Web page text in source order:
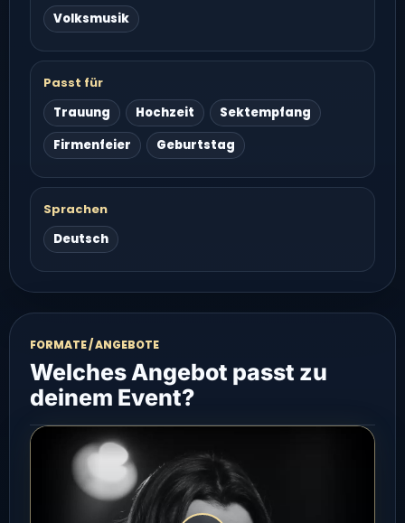
Volksmusik
Passt für
Trauung
Hochzeit
Sektempfang
Firmenfeier
Geburtstag
Sprachen
Deutsch
FORMATE / ANGEBOTE
Welches Angebot passt zu
deinem Event?